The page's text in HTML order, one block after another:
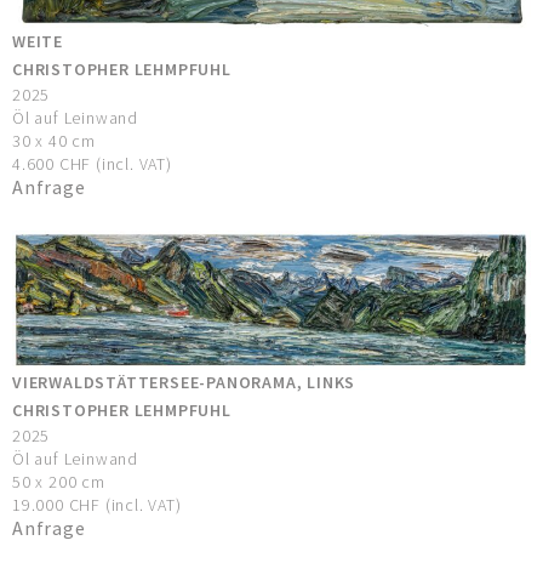
WEITE
CHRISTOPHER LEHMPFUHL
2025
Öl auf Leinwand
30 x 40 cm
4.600 CHF (incl. VAT)
Anfrage
VIERWALDSTÄTTERSEE-PANORAMA, LINKS
CHRISTOPHER LEHMPFUHL
2025
Öl auf Leinwand
50 x 200 cm
19.000 CHF (incl. VAT)
Anfrage